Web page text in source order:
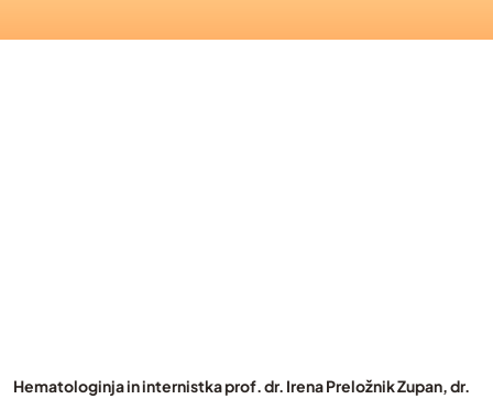
Hematologinja in internistka prof. dr. Irena Preložnik Zupan, dr.